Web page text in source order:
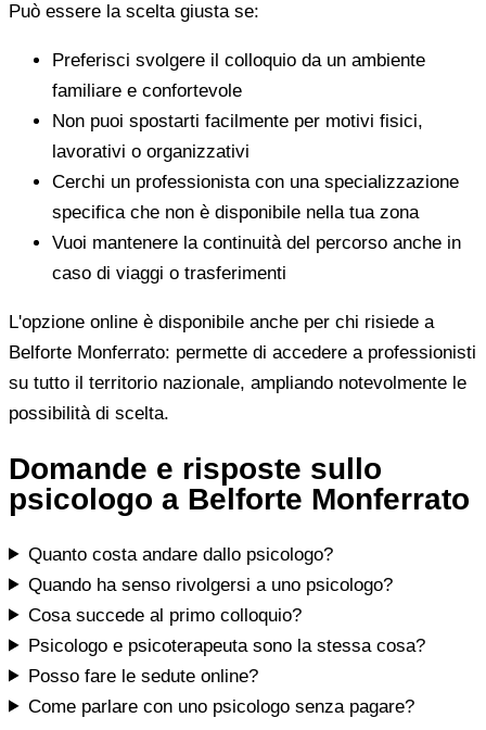
Può essere la scelta giusta se:
Preferisci svolgere il colloquio da un ambiente
familiare e confortevole
Non puoi spostarti facilmente per motivi fisici,
lavorativi o organizzativi
Cerchi un professionista con una specializzazione
specifica che non è disponibile nella tua zona
Vuoi mantenere la continuità del percorso anche in
caso di viaggi o trasferimenti
L'opzione online è disponibile anche per chi risiede a
Belforte Monferrato: permette di accedere a professionisti
su tutto il territorio nazionale, ampliando notevolmente le
possibilità di scelta.
Domande e risposte sullo
psicologo a Belforte Monferrato
Quanto costa andare dallo psicologo?
Quando ha senso rivolgersi a uno psicologo?
Cosa succede al primo colloquio?
Psicologo e psicoterapeuta sono la stessa cosa?
Posso fare le sedute online?
Come parlare con uno psicologo senza pagare?